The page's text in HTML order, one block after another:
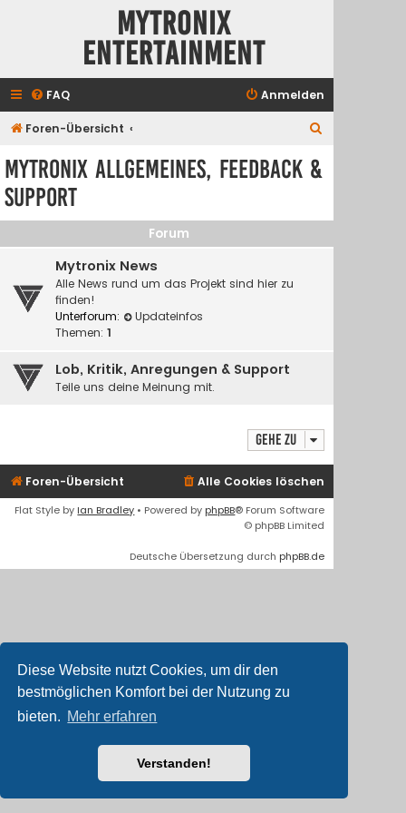
Diese Website nutzt Cookies, um dir den
bestmöglichen Komfort bei der Nutzung zu
bieten. Mehr erfahren
Verstanden!
Mytronix
Entertainment
FAQ Anmelden
Foren-Übersicht
e
Mytronix Allgemeines, Feedback &
Support
Forum
Mytronix News
Alle News rund um das Projekt sind hier zu
finden!
Unterforum:
Updateinfos
Themen: 1
Lob, Kritik, Anregungen & Support
Teile uns deine Meinung mit.
Gehe zu
Foren-Übersicht Alle Cookies löschen
Flat Style by Ian Bradley • Powered by phpBB® Forum Software
© phpBB Limited
Deutsche Übersetzung durch phpBB.de